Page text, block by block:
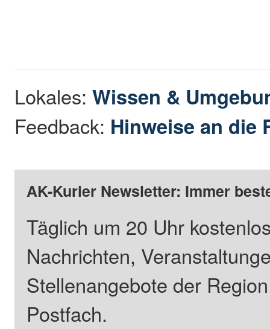
Lokales:Wissen &
Feedback: Hinweise an die
AK-Kurier Newsletter: Immer
Täglich um 20 Uhr
Nachrichten,
Stellenangebote der
Postfach.